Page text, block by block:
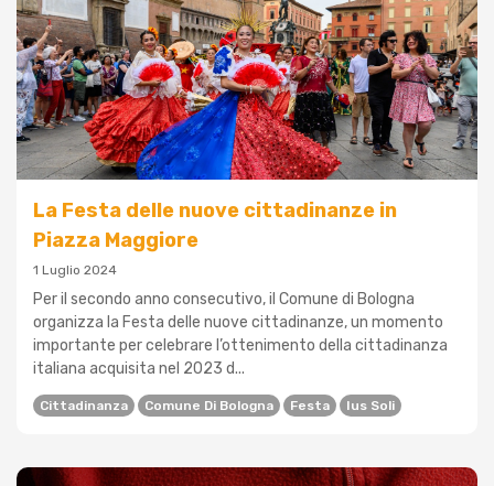
La Festa delle nuove cittadinanze in
Piazza Maggiore
1 Luglio 2024
Per il secondo anno consecutivo, il Comune di Bologna
organizza la Festa delle nuove cittadinanze, un momento
importante per celebrare l’ottenimento della cittadinanza
italiana acquisita nel 2023 d...
Cittadinanza Comune Di Bologna Festa Ius Soli